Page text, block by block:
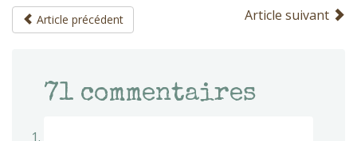
Article précédent Article suivant
71 commentaires